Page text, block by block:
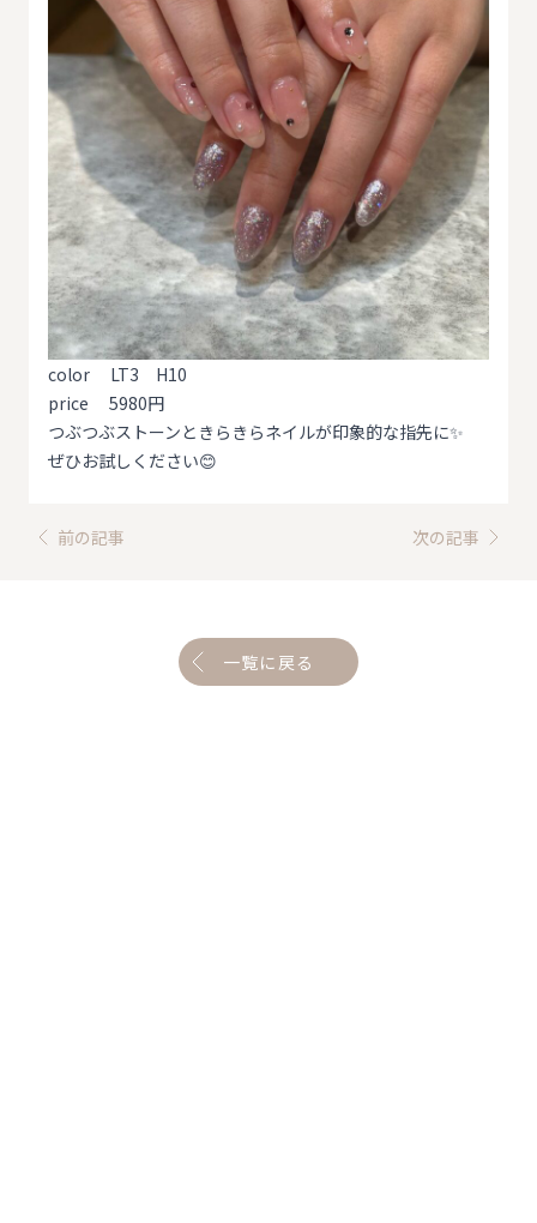
color LT3 H10
price 5980円
つぶつぶストーンときらきらネイルが印象的な指先に✨
ぜひお試しください😊
前の記事 次の記事
一覧に戻る